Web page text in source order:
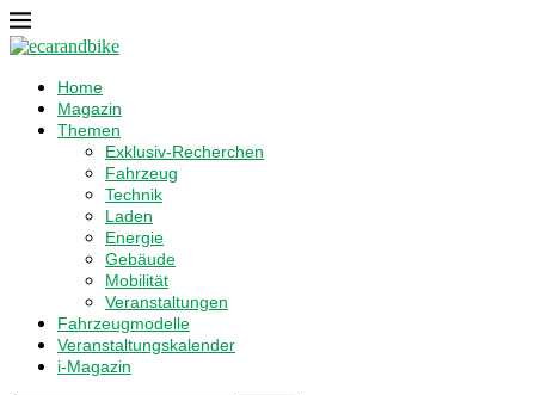
Home
Magazin
Themen
Exklusiv-Recherchen
Fahrzeug
Technik
Laden
Energie
Gebäude
Mobilität
Veranstaltungen
Fahrzeugmodelle
Veranstaltungskalender
i-Magazin